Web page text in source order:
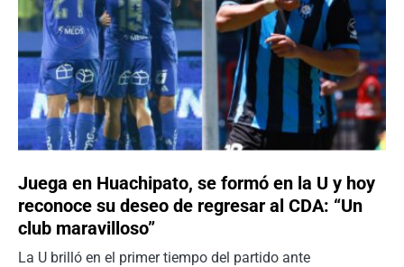
Juega en Huachipato, se formó en la U y hoy
reconoce su deseo de regresar al CDA: “Un
club maravilloso”
La U brilló en el primer tiempo del partido ante